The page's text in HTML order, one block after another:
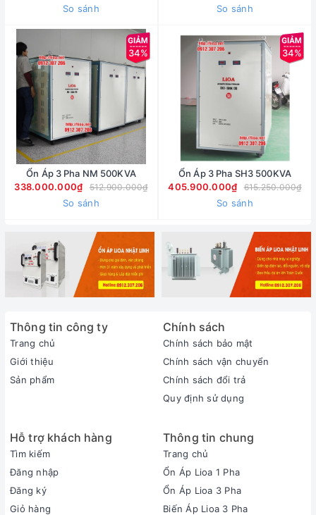
So sánh So sánh
34%
Ổn Áp 3 Pha NM 500KVA
338.000.000₫
512.900.000₫
So sánh
34%
Ổn Áp 3 Pha SH3 500KVA
405.900.000₫
615.250.000₫
So sánh
Thông tin công ty
Trang chủ
Giới thiệu
Sản phẩm
Chính sách
Chính sách bảo mật
Chính sách vận chuyển
Chính sách đổi trả
Quy định sử dụng
Hỗ trợ khách hàng
Tìm kiếm
Đăng nhập
Đăng ký
Giỏ hàng
Thông tin chung
Trang chủ
Ổn Áp Lioa 1 Pha
Ổn Áp Lioa 3 Pha
Biến Áp Lioa 3 Pha